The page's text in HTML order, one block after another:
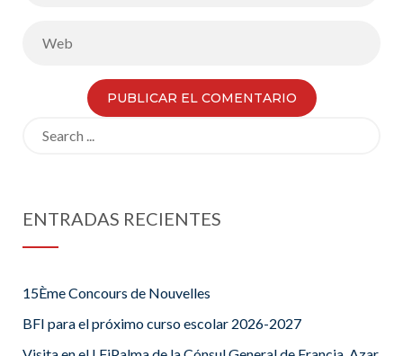
ENTRADAS RECIENTES
15Ème Concours de Nouvelles
BFI para el próximo curso escolar 2026-2027